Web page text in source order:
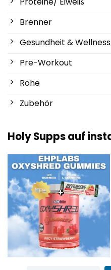
Brenner
Gesundheit & Wellness
Pre-Workout
Rohe
Zubehör
Holy Supps auf
Neu bei Holy Supps 🍬⚡
Die OxyShred Gummies von...
3 0